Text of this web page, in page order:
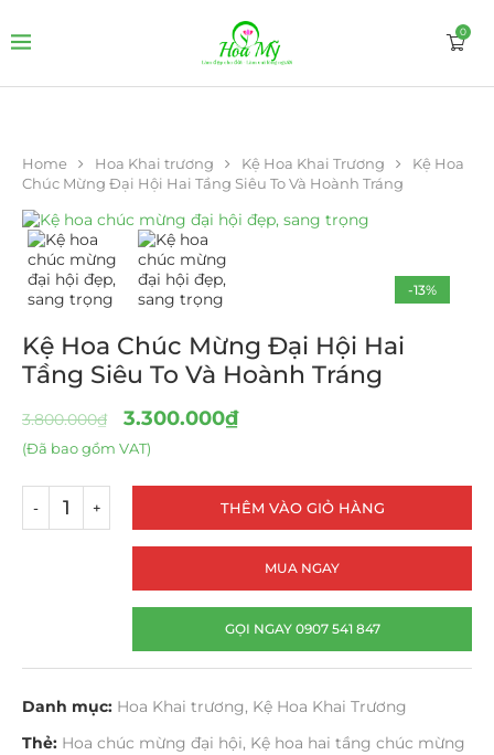
0
Home Hoa Khai trương Kệ Hoa Khai Trương
Kệ Hoa
Chúc Mừng Đại Hội Hai Tầng Siêu To Và Hoành Tráng
-13%
Kệ Hoa Chúc Mừng Đại Hội Hai
Tầng Siêu To Và Hoành Tráng
3.800.000₫ 3.300.000₫
(Đã bao gồm VAT)
THÊM VÀO GIỎ HÀNG
MUA NGAY
GỌI NGAY 0907 541 847
Danh mục: Hoa Khai trương, Kệ Hoa Khai Trương
Thẻ: Hoa chúc mừng đại hội, Kệ hoa hai tầng chúc mừng